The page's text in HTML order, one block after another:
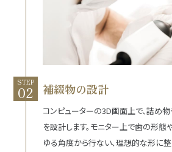
STEP 補綴物の設計
コンピューターの3D画面上で、詰め
を設計します。モニター上で歯の形
ゆる角度から行ない、理想的な形に整